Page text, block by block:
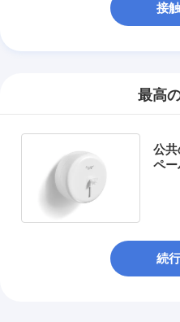
接触
最高
公
ペ
続